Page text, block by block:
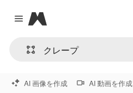
Close menu
Magnific
AI 画像を作成 AI 動画を作成